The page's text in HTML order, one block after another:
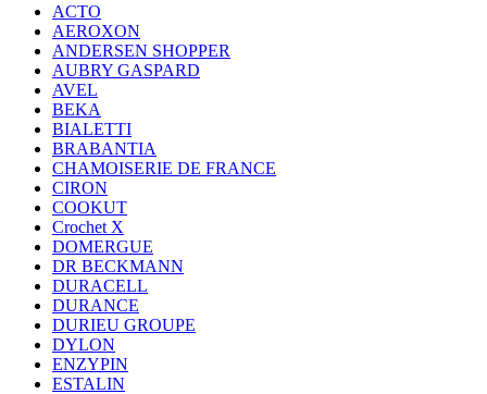
ACTO
AEROXON
ANDERSEN SHOPPER
AUBRY GASPARD
AVEL
BEKA
BIALETTI
BRABANTIA
CHAMOISERIE DE FRANCE
CIRON
COOKUT
Crochet X
DOMERGUE
DR BECKMANN
DURACELL
DURANCE
DURIEU GROUPE
DYLON
ENZYPIN
ESTALIN